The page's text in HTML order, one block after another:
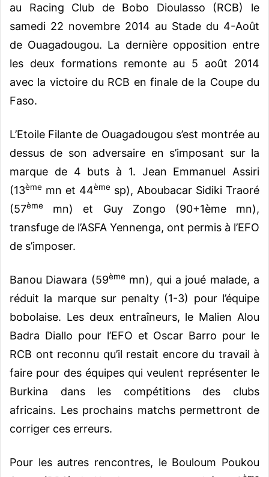
au Racing Club de Bobo Dioulasso (RCB) le
samedi 22 novembre 2014 au Stade du 4-Août
de Ouagadougou. La dernière opposition entre
les deux formations remonte au 5 août 2014
avec la victoire du RCB en finale de la Coupe du
Faso.
L’Etoile Filante de Ouagadougou s’est montrée au
dessus de son adversaire en s’imposant sur la
marque de 4 buts à 1. Jean Emmanuel Assiri
(13ème mn et 44ème sp), Aboubacar Sidiki Traoré
(57ème
mn) et Guy Zongo (90+1ème mn),
transfuge de l’ASFA Yennenga, ont permis à l’EFO
de s’imposer.
Banou Diawara (59èmemn), qui a joué malade, a
réduit la marque sur penalty (1-3) pour l’équipe
bobolaise. Les deux entraîneurs, le Malien Alou
Badra Diallo pour l’EFO et Oscar Barro pour le
RCB ont reconnu qu’il restait encore du travail à
faire pour des équipes qui veulent représenter le
Burkina dans les compétitions des clubs
africains. Les prochains matchs permettront de
corriger ces erreurs.
Pour les autres rencontres, le Bouloum Poukou